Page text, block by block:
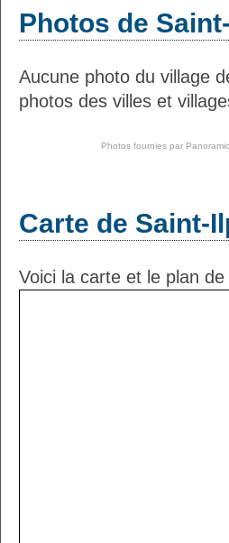
Photos de
Aucune photo du village
photos des villes et
Photos fournies par Panoramio
Carte de Saint-
Voici la carte et le plan